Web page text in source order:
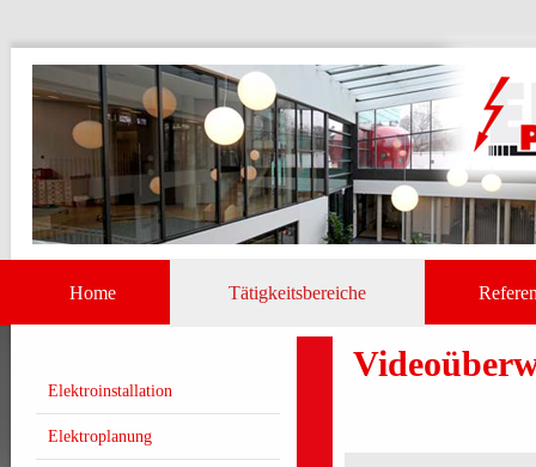
Home Tätigkeitsbereiche
Elektroinstallation
Elektroplanung